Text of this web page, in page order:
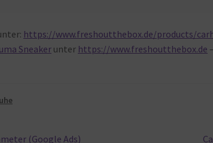
https://www.freshoutthebox.de/products/
Sneakerunter https://www.freshoutthebox.de –
(Google Ads)